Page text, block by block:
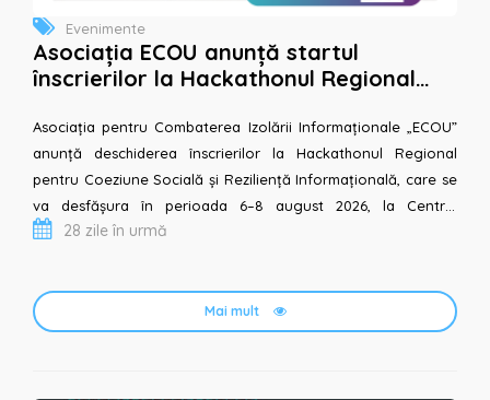
Evenimente
Asociația ECOU anunță startul
înscrierilor la Hackathonul Regional
Informațională....
Asociația pentru Combaterea Izolării Informaționale „ECOU”
anunță deschiderea înscrierilor la Hackathonul Regional
pentru Coeziune Socială și Reziliență Informațională, care se
va desfășura în perioada 6–8 august 2026, la Centrul
Universitar „B.P. H...
28 zile în urmă
Mai mult